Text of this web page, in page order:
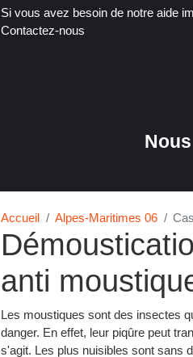
Si vous avez besoin de notre aide
Contactez-nous
Accueil Alpes-Maritimes 06
anti
Les moustiques sont des insectes
danger. En effet, leur piqûre peut
s'agit. Les plus nuisibles sont sans